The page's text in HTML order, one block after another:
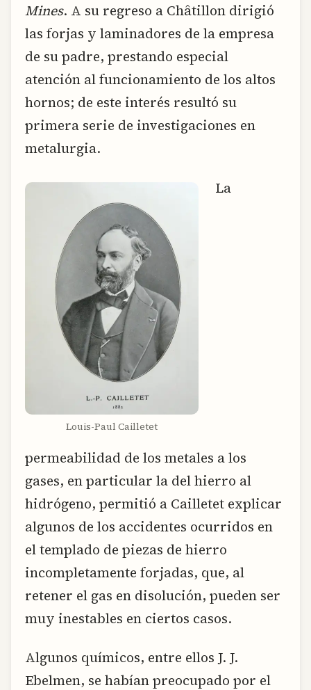
Mines. A su regreso a Châtillon dirigió
las forjas y laminadores de la empresa
de su padre, prestando especial
atención al funcionamiento de los altos
hornos; de este interés resultó su
primera serie de investigaciones en
metalurgia.
Louis-Paul Cailletet
La
permeabilidad de los metales a los
gases, en particular la del hierro al
hidrógeno, permitió a Cailletet explicar
algunos de los accidentes ocurridos en
el templado de piezas de hierro
incompletamente forjadas, que, al
retener el gas en disolución, pueden ser
muy inestables en ciertos casos.
Algunos químicos, entre ellos J. J.
Ebelmen, se habían preocupado por el